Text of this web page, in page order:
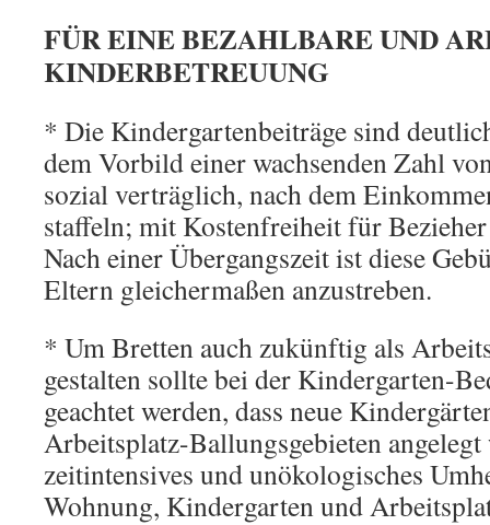
FÜR EINE BEZAHLBARE UND
KINDERBETREUUNG
* Die Kindergartenbeiträge sind
dem Vorbild einer wachsenden Zahl
sozial verträglich, nach dem
staffeln; mit Kostenfreiheit für
Nach einer Übergangszeit ist diese
Eltern gleichermaßen anzustreben.
* Um Bretten auch zukünftig als
gestalten sollte bei der Kindergarten-
geachtet werden, dass neue
Arbeitsplatz-Ballungsgebieten angelegt
zeitintensives und unökologisches
Wohnung, Kindergarten und